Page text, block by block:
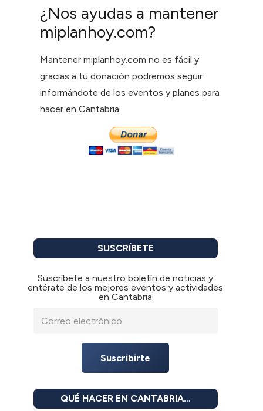
¿Nos ayudas a mantener
miplanhoy.com?
Mantener miplanhoy.com no es fácil y
gracias a tu donación podremos seguir
informándote de los eventos y planes para
hacer en Cantabria.
SUSCRÍBETE
Suscríbete a nuestro boletín de noticias y
entérate de los mejores eventos y actividades
en Cantabria
Suscribirte
QUÉ HACER EN CANTABRIA…